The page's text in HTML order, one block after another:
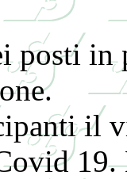
posti
il
19.